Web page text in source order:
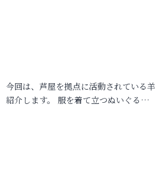
今回は、芦屋を拠点に活動されている
紹介します。 服を着て立つぬいぐる…